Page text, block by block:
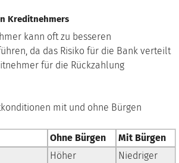
Kreditnehmers
kann oft zu besseren
da das Risiko für die Bank verteilt
für die Rückzahlung
mit und ohne Bürgen
Ohne Bürgen
Mit Bürgen
Höher
Niedriger